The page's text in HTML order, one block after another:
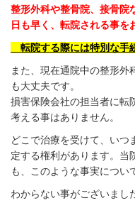
整形外科や整骨院、接骨院
日も早く、転院される事を
転院する際には特別な手
また、現在通院中の整形外
も大丈夫です。
損害保険会社の担当者に転
考える事はありません。
どこで治療を受けて、いつ
定する権利があります。当
も、このような事実につい
わからない事がございまし